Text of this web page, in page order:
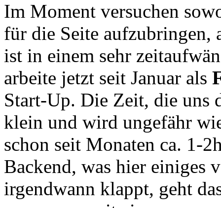
Im Moment versuchen
für die Seite aufzubringen,
ist in einem sehr
arbeite jetzt seit Januar als
Start-Up. Die Zeit, die uns
klein und wird ungefähr
schon seit Monaten ca. 1-
Backend, was hier einiges
irgendwann klappt, geht